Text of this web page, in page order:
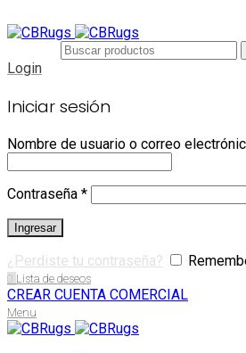
Login
Iniciar sesión
Nombre de usuario o correo
Contraseña *
Ingresar
¿Perdiste tu contraseña?
0 Lista de deseos
CREAR CUENTA COMERCIAL
Menu